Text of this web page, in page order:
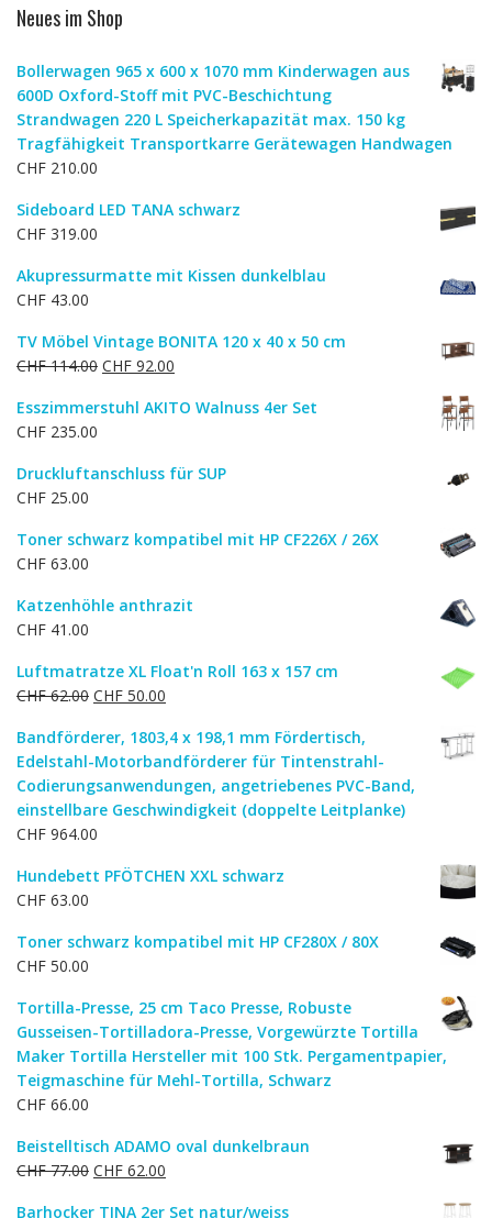
Neues im Shop
Bollerwagen 965 x 600 x 1070 mm Kinderwagen aus
600D Oxford-Stoff mit PVC-Beschichtung
Strandwagen 220 L Speicherkapazität max. 150 kg
Tragfähigkeit Transportkarre Gerätewagen Handwagen
CHF 210.00
Sideboard LED TANA schwarz
CHF 319.00
Akupressurmatte mit Kissen dunkelblau
CHF 43.00
TV Möbel Vintage BONITA 120 x 40 x 50 cm
CHF114.00 Ursprünglicher
war:
CHF 92.00
ist:
Esszimmerstuhl AKITO Walnuss 4er Set
CHF 235.00
Druckluftanschluss für SUP
CHF 25.00
Toner schwarz kompatibel mit HP CF226X / 26X
CHF 63.00
Katzenhöhle anthrazit
CHF 41.00
Luftmatratze XL Float'n Roll 163 x 157 cm
CHF62.00 Ursprünglicher
war:
CHF 62.00
CHF 50.00
ist:
CHF 50.00.
Bandförderer, 1803,4 x 198,1 mm Fördertisch,
Edelstahl-Motorbandförderer für Tintenstrahl-
Codierungsanwendungen, angetriebenes PVC-Band,
einstellbare Geschwindigkeit (doppelte Leitplanke)
CHF 964.00
Hundebett PFÖTCHEN XXL schwarz
CHF 63.00
Toner schwarz kompatibel mit HP CF280X / 80X
CHF 50.00
Tortilla-Presse, 25 cm Taco Presse, Robuste
Gusseisen-Tortilladora-Presse, Vorgewürzte Tortilla
Maker Tortilla Hersteller mit 100 Stk. Pergamentpapier,
Teigmaschine für Mehl-Tortilla, Schwarz
CHF 66.00
Beistelltisch ADAMO oval dunkelbraun
CHF77.00 Ursprünglicher
CHF 62.00
Barhocker TINA 2er Set natur/weiss